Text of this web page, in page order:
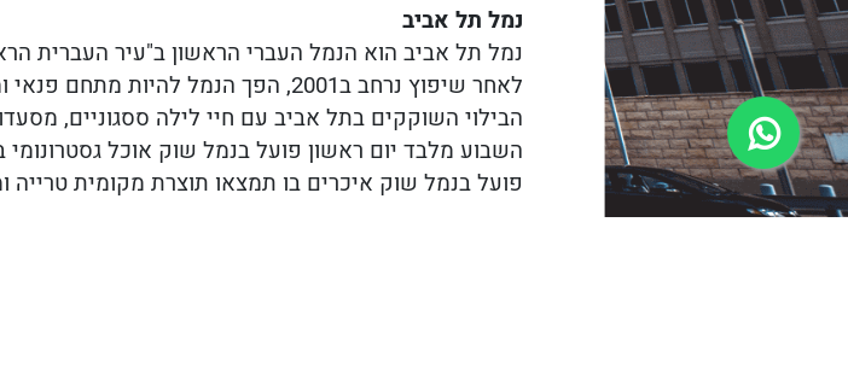
נמל תל אביב
נמל תל אביב הוא הנמל העברי הראשון ב"עיר העברית
לאחר שיפוץ נרחב ב2001, הפך הנמל
הבילוי השוקקים בתל אביב עם חיי לילה ססגוניים,
פועל בנמל שוק איכרים בו תמצאו תוצרת מקומית טרייה